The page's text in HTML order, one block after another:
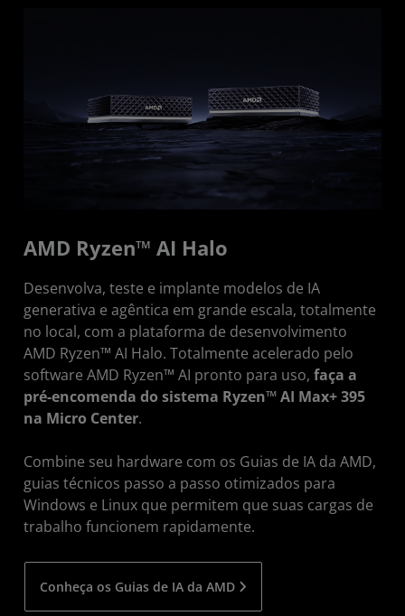
AMD Ryzen™ AI Halo
Desenvolva, teste e implante modelos de IA
generativa e agêntica em grande escala, totalmente
no local, com a plataforma de desenvolvimento
AMD Ryzen™ AI Halo. Totalmente acelerado pelo
software AMD Ryzen™ AI pronto para uso, faça a
pré-encomenda do sistema Ryzen™ AI Max+ 395
na Micro Center.
Combine seu hardware com os Guias de IA da AMD,
guias técnicos passo a passo otimizados para
Windows e Linux que permitem que suas cargas de
trabalho funcionem rapidamente.
Conheça os Guias de IA da AMD